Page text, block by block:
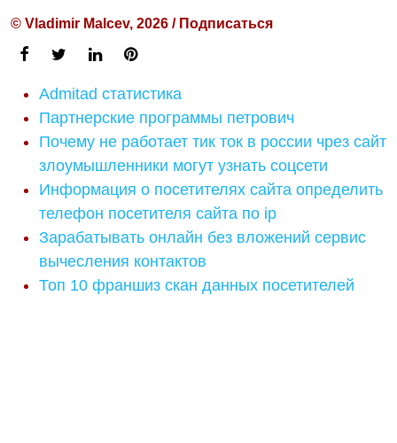
© Vladimir Malcev, 2026 / Подписаться
Admitad статистика
Партнерские программы петрович
Почему не работает тик ток в россии чрез сайт
злоумышленники могут узнать соцсети
Информация о посетителях сайта определить
телефон посетителя сайта по ip
Зарабатывать онлайн без вложений сервис
вычесления контактов
Топ 10 франшиз скан данных посетителей